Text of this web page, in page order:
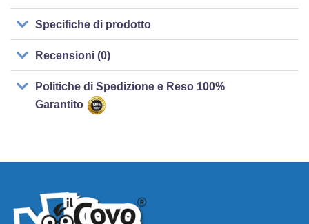
Specifiche di prodotto
Recensioni (0)
Politiche di Spedizione e Reso 100%
Garantito